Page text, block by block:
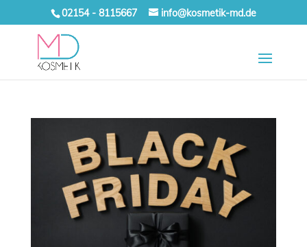
02154 - 8115667 info@kosmetik-md.de